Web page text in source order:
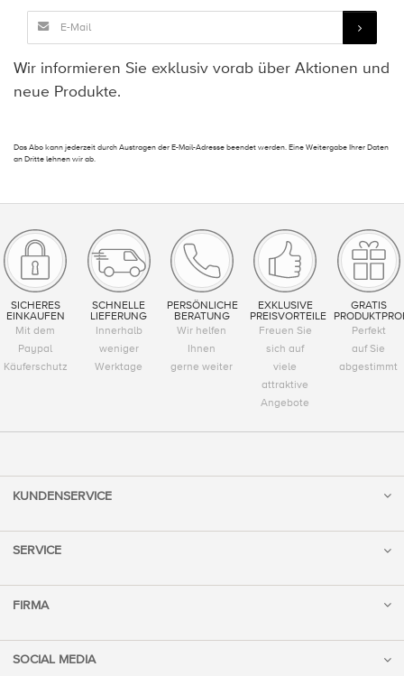
Wir informieren Sie exklusiv vorab über Aktionen und
neue Produkte.
Das Abo kann jederzeit durch Austragen der E-Mail-Adresse beendet werden. Eine Weitergabe Ihrer Daten
an Dritte lehnen wir ab.
SICHERES
EINKAUFEN
Mit dem
Paypal
Käuferschutz
SCHNELLE
LIEFERUNG
Innerhalb
weniger
Werktage
PERSÖNLICHE
BERATUNG
Wir helfen
Ihnen
gerne weiter
EXKLUSIVE
PREISVORTEILE
Freuen Sie
sich auf
viele
attraktive
Angebote
GRATIS
Perfekt
auf Sie
abgestimmt
KUNDENSERVICE
SERVICE
FIRMA
SOCIAL MEDIA